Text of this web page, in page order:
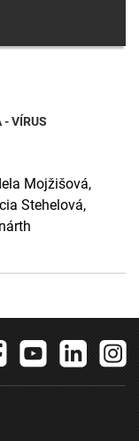
- VÍRUS
Mojžišová,
Stehelová,